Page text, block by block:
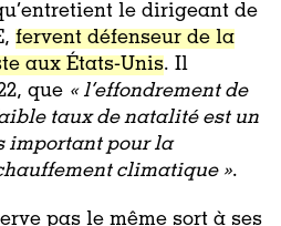
le dirigeant de
fervent défenseur de la
aux États-Unis. Il
que « l’effondrement de
taux de natalité est un
important pour la
climatique ».
pas le même sort à ses